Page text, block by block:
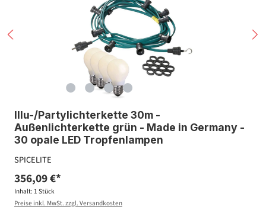
Illu-/Partylichterkette 30m -
Außenlichterkette grün - Made in Germany -
30 opale LED Tropfenlampen
SPICELITE
356,09 €*
Inhalt: 1 Stück
Preise inkl. MwSt. zzgl. Versandkosten